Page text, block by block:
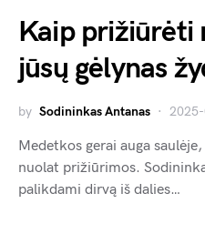
Kaip prižiūrėti
jūsų gėlynas
by Sodininkas Antanas
Medetkos gerai auga
nuolat prižiūrimos.
palikdami dirvą iš dalies…